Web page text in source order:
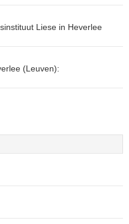
Liese in Heverlee
(Leuven):